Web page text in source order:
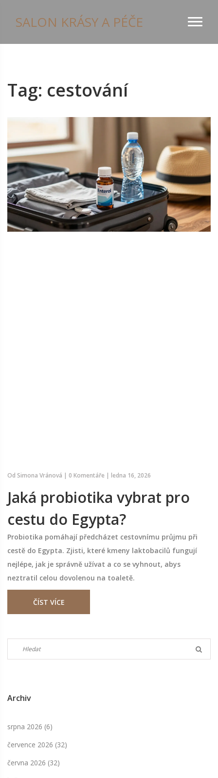
SALON KRÁSY A PÉČE
Tag: cestování
Od Simona Vránová | 0 Komentáře | ledna 16, 2026
Jaká probiotika vybrat pro
cestu do Egypta?
Probiotika pomáhají předcházet cestovnímu průjmu při
cestě do Egypta. Zjisti, které kmeny laktobacilů fungují
nejlépe, jak je správně užívat a co se vyhnout, abys
neztratil celou dovolenou na toaletě.
ČÍST VÍCE
Archiv
srpna 2026 (6)
července 2026 (32)
června 2026 (32)